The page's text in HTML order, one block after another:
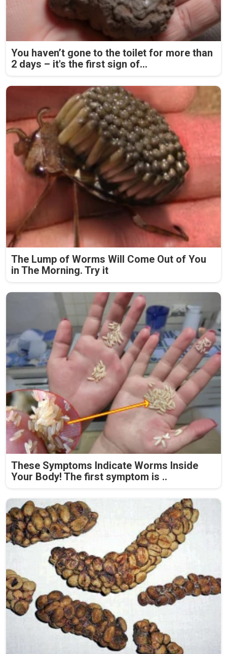
You haven’t gone to the toilet for more than
2 days – it's the first sign of...
The Lump of Worms Will Come Out of You
in The Morning. Try it
These Symptoms Indicate Worms Inside
Your Body! The first symptom is ..